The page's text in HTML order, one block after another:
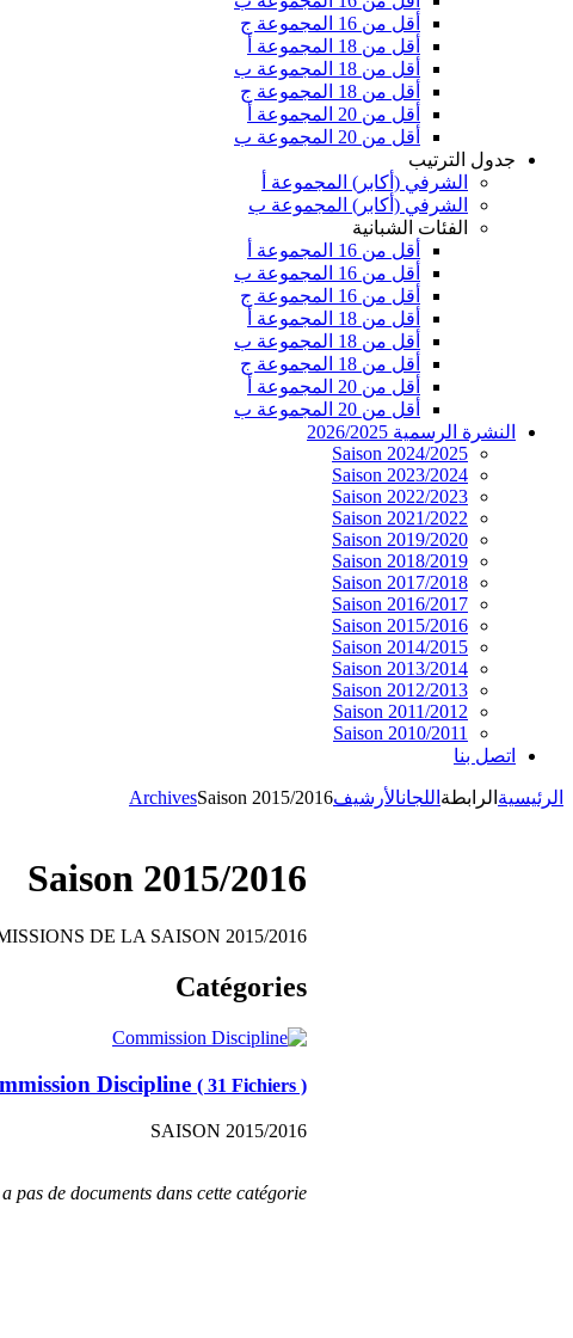
أقل من 16 المجموعة ج
أقل من 18 المجموعة أ
أقل من 18 المجموعة ب
أقل من 18 المجموعة ج
أقل من 20 المجموعة أ
أقل من 20 المجموعة ب
جدول الترتيب
الشرفي (أكابر) المجموعة أ
الشرفي (أكابر) المجموعة ب
الفئات الشبانية
أقل من 16 المجموعة أ
أقل من 16 المجموعة ب
أقل من 16 المجموعة ج
أقل من 18 المجموعة أ
أقل من 18 المجموعة ب
أقل من 18 المجموعة ج
أقل من 20 المجموعة أ
أقل من 20 المجموعة ب
النشرة الرسمية 2026/2025
Saison 2024/2025
Saison 2023/2024
Saison 2022/2023
Saison 2021/2022
Saison 2019/2020
Saison 2018/2019
Saison 2017/2018
Saison 2016/2017
Saison 2015/2016
Saison 2014/2015
Saison 2013/2014
Saison 2012/2013
Saison 2011/2012
Saison 2010/2011
اتصل بنا
الرئيسية الرابطة اللجانالأرشيف ArchivesSaison 2015/2016
Saison 2015/2016
DE LA SAISON 2015/2016
Catégories
Discipline ( 31 Fichiers )
SAISON 2015/2016
pas de documents dans cette catégorie